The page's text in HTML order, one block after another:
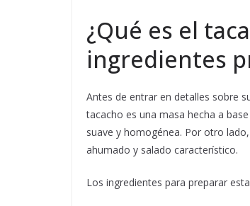
¿Qué es el
ingredientes
Antes de entrar en detalles sobre
tacacho es una masa hecha a
suave y homogénea. Por otro
ahumado y salado característico.
Los ingredientes para preparar